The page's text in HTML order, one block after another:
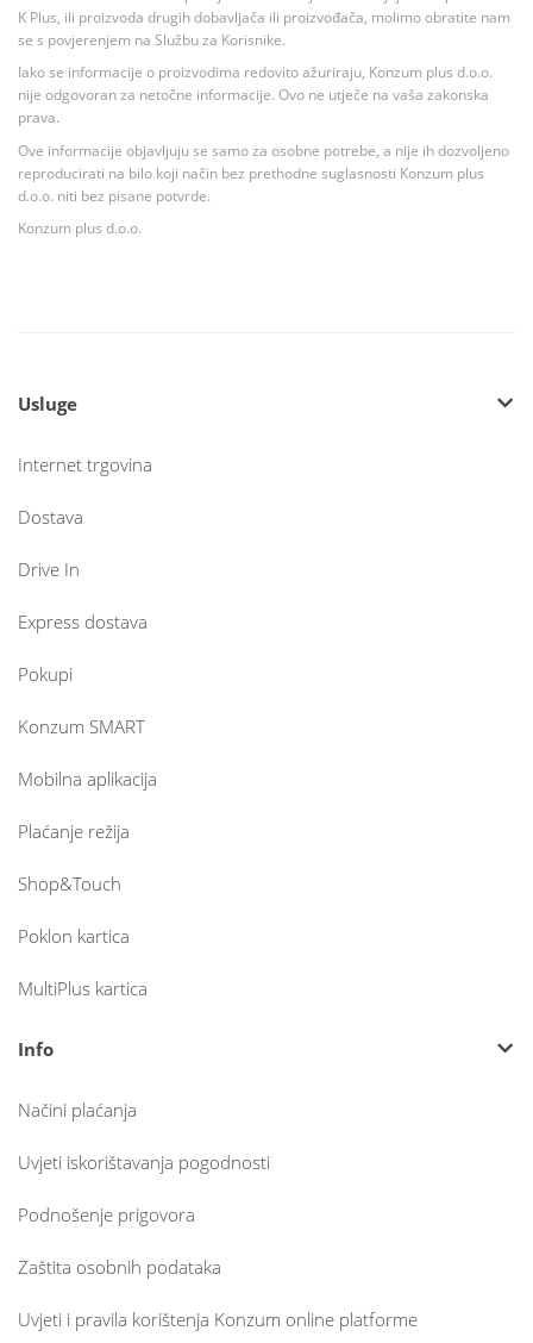
K Plus, ili proizvoda drugih dobavljača ili proizvođača, molimo obratite nam
se s povjerenjem na Službu za Korisnike.
Iako se informacije o proizvodima redovito ažuriraju, Konzum plus d.o.o.
nije odgovoran za netočne informacije. Ovo ne utječe na vaša zakonska
prava.
Ove informacije objavljuju se samo za osobne potrebe, a nije ih dozvoljeno
reproducirati na bilo koji način bez prethodne suglasnosti Konzum plus
d.o.o. niti bez pisane potvrde.
Konzum plus d.o.o.
Usluge
Internet trgovina
Dostava
Drive In
Express dostava
Pokupi
Konzum SMART
Mobilna aplikacija
Plaćanje režija
Shop&Touch
Poklon kartica
MultiPlus kartica
Info
Načini plaćanja
Uvjeti iskorištavanja pogodnosti
Podnošenje prigovora
Zaštita osobnih podataka
Uvjeti i pravila korištenja Konzum online platforme